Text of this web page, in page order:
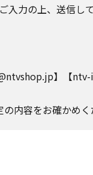
力の上、送信して
】【
内容をお確かめく